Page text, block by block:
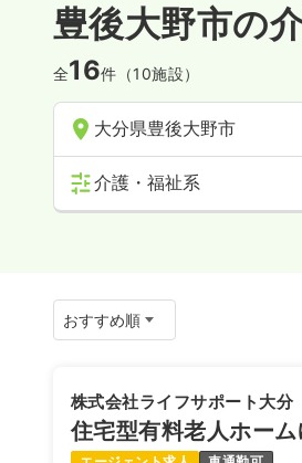
豊後大野市の
全16件（10施設）
大分県豊後大野市
介護・福祉系
株式会社ライフサポート大分
住宅型有料老人ホー